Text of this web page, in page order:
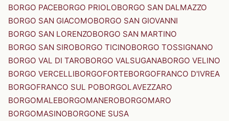
BORGO PACEBORGO PRIOLOBORGO SAN DALMAZZO
BORGO SAN GIACOMOBORGO SAN GIOVANNI
BORGO SAN LORENZOBORGO SAN MARTINO
BORGO SAN SIROBORGO TICINOBORGO TOSSIGNANO
BORGO VAL DI TAROBORGO VALSUGANABORGO VELINO
BORGO VERCELLIBORGOFORTEBORGOFRANCO D'IVREA
BORGOFRANCO SUL POBORGOLAVEZZARO
BORGOMALEBORGOMANEROBORGOMARO
BORGOMASINOBORGONE SUSA